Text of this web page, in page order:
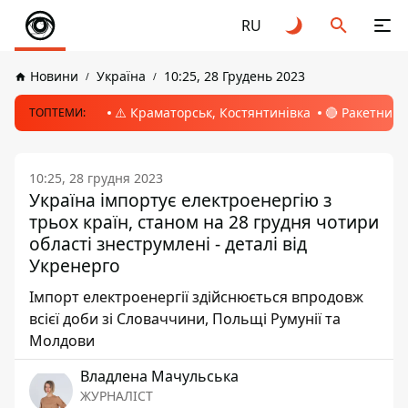
RU
Новини Україна 10:25, 28 Грудень 2023
ТОПТЕМИ: ⚠️ Краматорськ, Костянтинівка 🔴 Ракетний
10:25, 28 грудня 2023
Україна імпортує електроенергію з
трьох країн, станом на 28 грудня чотири
області знеструмлені - деталі від
Укренерго
Імпорт електроенергії здійснюється впродовж
всієї доби зі Словаччини, Польщі Румунії та
Молдови
Владлена Мачульська
ЖУРНАЛІСТ